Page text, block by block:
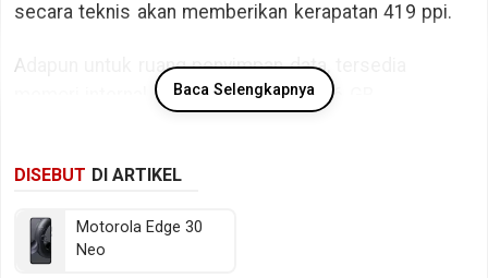
secara teknis akan memberikan kerapatan 419 ppi.
Adapun untuk ruang penyimpan data, tersedia
memori internal berkapasitas 128/256 GB.
chipset Qualcomm Snapdragon 695 5G SM6375
Sedangkan pada sektor fotografi tersedia kamera
belakang Dual lens dan kamera depan Single lens,
Baca Selengkapnya
DISEBUT DI ARTIKEL
Motorola Edge 30
Neo